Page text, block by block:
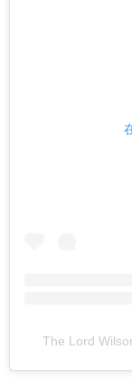
The Lord